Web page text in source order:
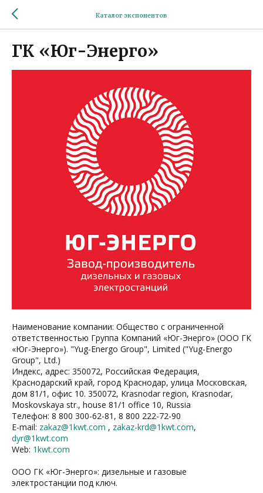
Каталог экспонентов
ГК «Юг-Энерго»
Наименование компании: Общество с ограниченной
ответственностью Группа Компаний «Юг-Энерго» (ООО ГК
«Юг-Энерго»). "Yug-Energo Group", Limited ("Yug-Energo
Group", Ltd.)
Индекс, адрес: 350072, Российская Федерация,
Краснодарский край, город Краснодар, улица Московская,
дом 81/1, офис 10. 350072, Krasnodar region, Krasnodar,
Moskovskaya str., house 81/1 office 10, Russia
Телефон: 8 800 300-62-81, 8 800 222-72-90
E-mail: zakaz@1kwt.com , zakaz-krd@1kwt.com,
dyr@1kwt.com
Web: 1kwt.com
ООО ГК «Юг-Энерго»: дизельные и газовые
электростанции под ключ.